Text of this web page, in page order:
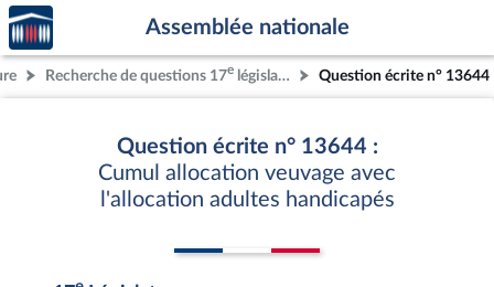
Aller au contenu
Aller en bas de la page
Accèder
à la
page
d'accueil
Assemblée nationale
Recherche de questions 17e législature Question écrite n° 13644
Question écrite n° 13644 :
Cumul allocation veuvage avec
l'allocation adultes handicapés